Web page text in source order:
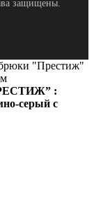
защищены.
:
серый с